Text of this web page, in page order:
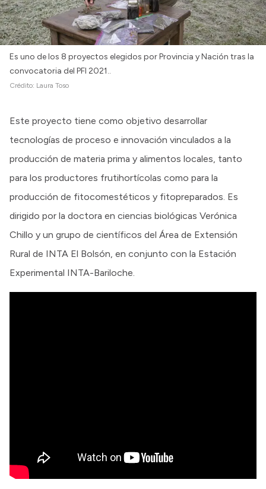
Es uno de los 8 proyectos elegidos por Provincia y Nación tras la
convocatoria del PFI 2021..
Crédito: Laura Toso
Este proyecto tiene como objetivo desarrollar
tecnologías de proceso e innovación vinculados a la
producción de materia prima y alimentos locales, tanto
para los productores frutihortícolas como para la
producción de fitocomestéticos y fitopreparados. Es
dirigido por la doctora en ciencias biológicas Verónica
Chillo y un grupo de científicos del Área de Extensión
Rural de INTA El Bolsón, en conjunto con la Estación
Experimental INTA-Bariloche.